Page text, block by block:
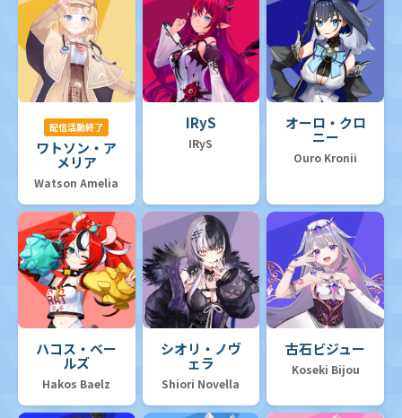
配信活動終了
ワトソン・ア
メリア
Watson Amelia
IRyS
IRyS
オーロ・クロ
ニー
Ouro Kronii
ハコス・ベー
ルズ
Hakos Baelz
シオリ・ノヴ
ェラ
Shiori Novella
古石ビジュー
Koseki Bijou